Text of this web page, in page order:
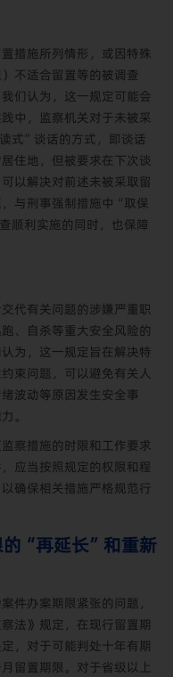
措施所列情形，或因特殊
不适合留置等的被调查
们认为，这一规定可能会
中，监察机关对于未被采
式”谈话的方式，即谈话
住地，但被要求在下次谈
以解决对前述未被采取留
与刑事强制措施中“取保
顺利实施的同时，也保障
代有关问题的涉嫌严重职
、自杀等重大安全风险的
为，这一规定旨在解决特
束问题，可以避免有关人
波动等原因发生安全事
。
察措施的时限和工作要求
应当按照规定的权限和程
确保相关措施严格规范行
的“再延长”和重新
件办案期限紧张的问题，
法》规定，在现行留置期
，对于可能判处十年有期
留置期限。对于省级以上